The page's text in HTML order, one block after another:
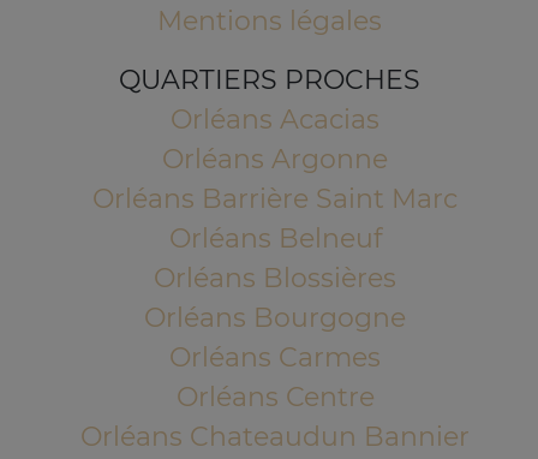
Mentions légales
QUARTIERS PROCHES
Orléans Acacias
Orléans Argonne
Orléans Barrière Saint Marc
Orléans Belneuf
Orléans Blossières
Orléans Bourgogne
Orléans Carmes
Orléans Centre
Orléans Chateaudun Bannier